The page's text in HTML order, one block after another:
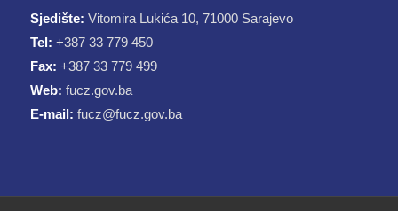
Sjedište: Vitomira Lukića 10, 71000 Sarajevo
Tel: +387 33 779 450
Fax: +387 33 779 499
Web: fucz.gov.ba
E-mail: fucz@fucz.gov.ba